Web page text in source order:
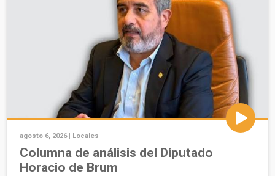
agosto 6, 2026 | Locales
Columna de análisis del Diputado
Horacio de Brum